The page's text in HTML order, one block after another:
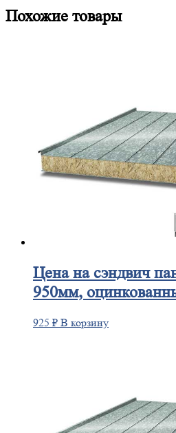
Похожие товары
Ценана сэндвич
950мм,
925 ₽ В корзину